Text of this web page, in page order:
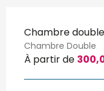
Chambre double
Chambre Double
À partir de